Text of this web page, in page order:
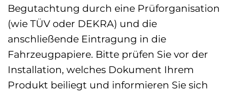
Begutachtung durch eine Prüforganisation
(wie TÜV oder DEKRA) und die
anschließende Eintragung in die
Fahrzeugpapiere. Bitte prüfen Sie vor der
Installation, welches Dokument Ihrem
Produkt beiliegt und informieren Sie sich